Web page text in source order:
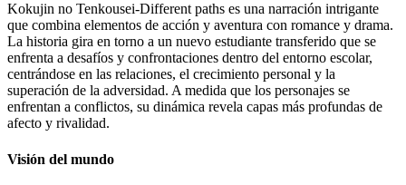
Kokujin no Tenkousei-Different paths es una narración intrigante
que combina elementos de acción y aventura con romance y drama.
La historia gira en torno a un nuevo estudiante transferido que se
enfrenta a desafíos y confrontaciones dentro del entorno escolar,
centrándose en las relaciones, el crecimiento personal y la
superación de la adversidad. A medida que los personajes se
enfrentan a conflictos, su dinámica revela capas más profundas de
afecto y rivalidad.
Visión del mundo